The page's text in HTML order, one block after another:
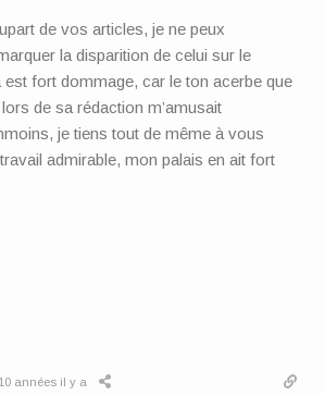
de vos articles, je ne peux
la disparition de celui sur le
est fort dommage, car le ton acerbe que
de sa rédaction m’amusait
je tiens tout de même à vous
admirable, mon palais en ait fort
10 années il y a